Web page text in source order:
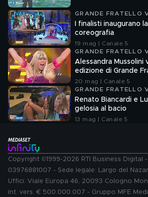
GRANDE FRATELLO
I finalisti inaugurano
coreografia
19 mag | Canale 5
GRANDE FRATELLO
Alessandra Mussolini
edizione di Grande
20 mag | Canale 5
GRANDE FRATELLO
Renato Biancardi e
gelosia al bacio
13 mag | Canale 5
Copyright ©1999-2026 RTI Business Digital -
03976881007 - Sede legale: Largo del
Uffici: Viale Europa 46, 20093 Cologno
int. vers. € 500.000.007 - Gruppo MFE